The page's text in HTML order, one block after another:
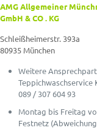
AMG Allgemeiner
GmbH & CO . KG
Schleißheimerstr. 393a
80935 München
Weitere
089 / 307 604 93
Montag bis Freitag
Festnetz